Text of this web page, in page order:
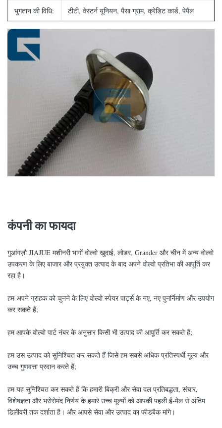
भुगतान की विधि: टीटी, वेस्टर्न यूनियन, पैसा ग्राम, क्रेडिट कार्ड, पेपैल
कंपनी का फायदा
गुआंगज़ौ JIAJUE मशीनरी भागों वोल्वो खुदाई, लोडर, Grander और चीन में अन्य वोल्वो
उपकरण के लिए बाजार और प्रयुक्त उत्पाद के बाद अपने वोल्वो प्रतिभा की आपूर्ति कर
रहा है।
हम अपने ग्राहक को चुनने के लिए वोल्वो स्पेयर पार्ट्स के नए, नए पुनर्निर्माण और उपयोग
कर सकते हैं;
हम आपके वोल्वो पार्ट नंबर के अनुसार किसी भी उत्पाद की आपूर्ति कर सकते हैं;
हम उस उत्पाद को सुनिश्चित कर सकते हैं जिसे हम सबसे अधिक प्रतिस्पर्धी मूल्य और
उच्च गुणवत्ता प्रदान करते हैं;
हम यह सुनिश्चित कर सकते हैं कि हमारी बिक्री और सेवा दल प्रतिबद्धता, संचार,
विशेषज्ञता और भरोसेमंद निर्णय के हमारे उच्च मूल्यों को आपकी पहली ई-मेल से अंतिम
डिलीवरी तक दर्शाता है। और आपसे सेवा और उत्पाद का फीडबैक मांगे।